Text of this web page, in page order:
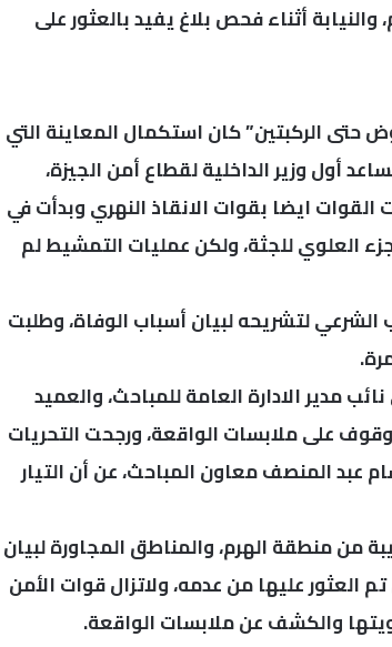
أثناء فحص بلاغ يفيد بالعثور على
حتى الركبتين” كان استكمال المعاينة التي
أول وزير الداخلية لقطاع أمن الجيزة،
القوات ايضا بقوات الانقاذ النهري وبدأت في
العلوي للجثة، ولكن عمليات التمشيط لم
الشرعي لتشريحه لبيان أسباب الوفاة، وطلبت
مدير الادارة العامة للمباحث، والعميد
على ملابسات الواقعة، ورجحت التحريات
عبد المنصف معاون المباحث، عن أن التيار
من منطقة الهرم، والمناطق المجاورة لبيان
عليها من عدمه، ولاتزال قوات الأمن
والكشف عن ملابسات الواقعة.